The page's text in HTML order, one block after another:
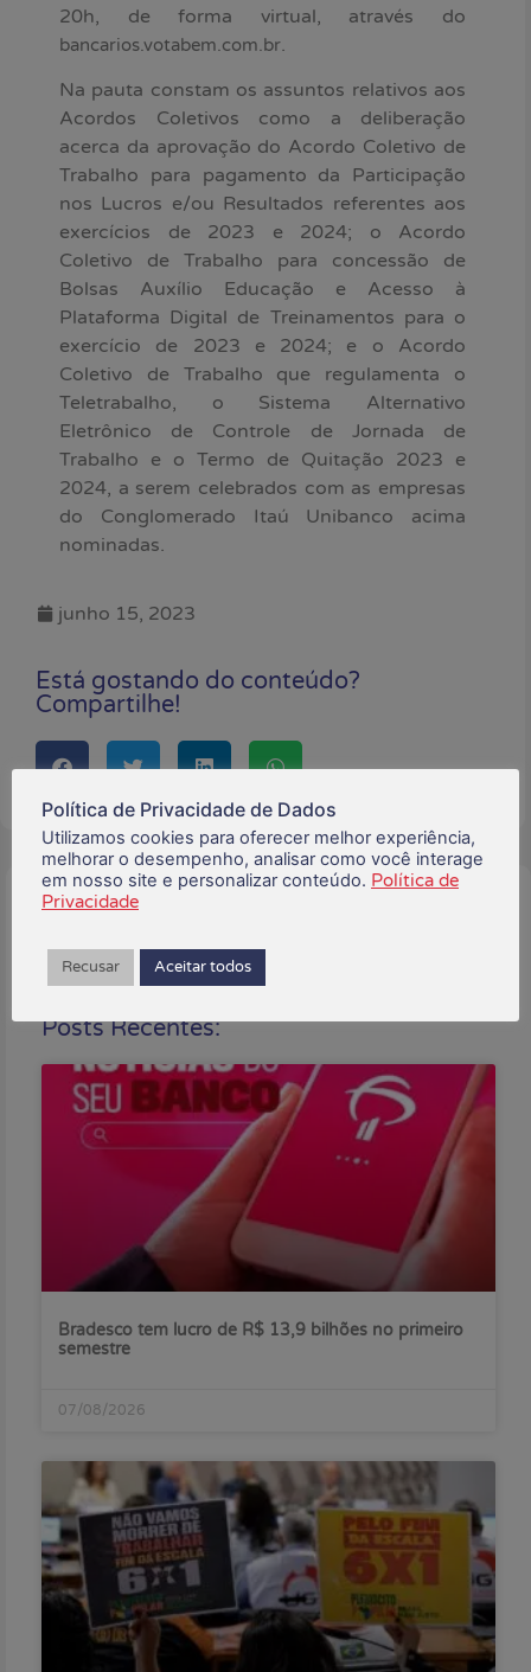
20h, de forma virtual, através do
bancarios.votabem.com.br.
Na pauta constam os assuntos relativos aos
Acordos Coletivos como a deliberação
acerca da aprovação do Acordo Coletivo de
Trabalho para pagamento da Participação
nos Lucros e/ou Resultados referentes aos
exercícios de 2023 e 2024; o Acordo
Coletivo de Trabalho para concessão de
Bolsas Auxílio Educação e Acesso à
Plataforma Digital de Treinamentos para o
exercício de 2023 e 2024; e o Acordo
Coletivo de Trabalho que regulamenta o
Teletrabalho, o Sistema Alternativo
Eletrônico de Controle de Jornada de
Trabalho e o Termo de Quitação 2023 e
2024, a serem celebrados com as empresas
do Conglomerado Itaú Unibanco acima
nominadas.
junho 15, 2023
Está gostando do conteúdo?
Compartilhe!
Buscar:
Posts Recentes:
Bradesco tem lucro de R$ 13,9 bilhões no primeiro
semestre
07/08/2026
Política de Privacidade de Dados
Utilizamos cookies para oferecer melhor experiência,
melhorar o desempenho, analisar como você interage
em nosso site e personalizar conteúdo. Política de
Privacidade
Recusar Aceitar todos